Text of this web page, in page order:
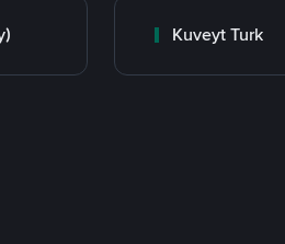
Kuveyt Turk